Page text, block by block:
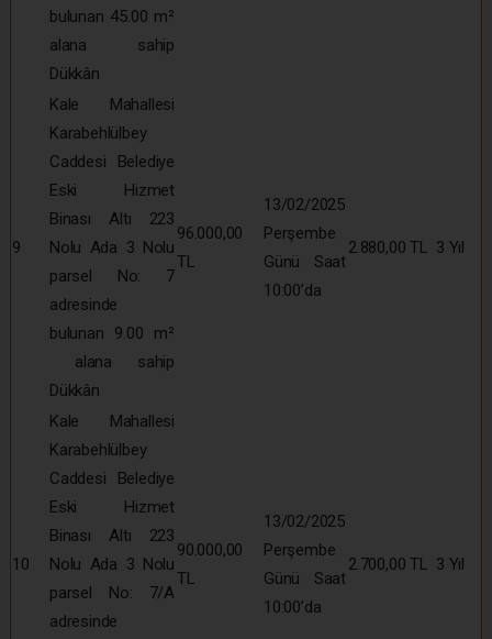
bulunan 45.00 m²
alana sahip
Dükkân
9
Kale Mahallesi
Karabehlülbey
Caddesi Belediye
Eski Hizmet
Binası Altı 223
Nolu Ada 3 Nolu
parsel No: 7
adresinde
bulunan 9.00 m²
alana sahip
Dükkân
96.000,00
TL
13/02/2025
Perşembe
Günü Saat
10:00’da
2.880,00 TL 3 Yıl
10
Kale Mahallesi
Karabehlülbey
Caddesi Belediye
Eski Hizmet
Binası Altı 223
Nolu Ada 3 Nolu
parsel No: 7/A
adresinde
90.000,00
TL
13/02/2025
Perşembe
Günü Saat
10:00’da
2.700,00 TL 3 Yıl